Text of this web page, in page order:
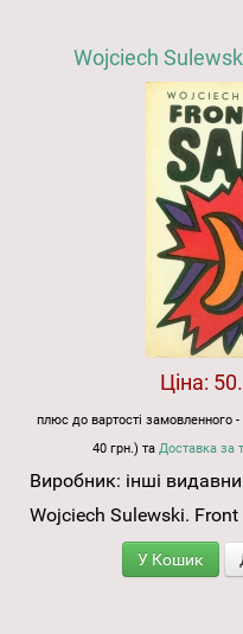
Wojciech
Ціна:
плюс до вартості замовленного
40 грн.) таДоставка за
Виробник: інші
Wojciech Sulewski.
У Кошик